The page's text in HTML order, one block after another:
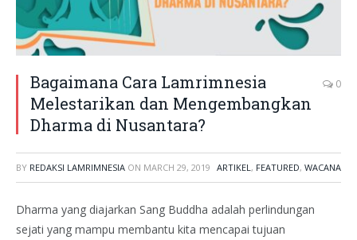
Bagaimana Cara Lamrimnesia
Melestarikan dan Mengembangkan
Dharma di Nusantara?
0
BY REDAKSI LAMRIMNESIA ON MARCH 29, 2019 ARTIKEL, FEATURED, WACANA
Dharma yang diajarkan Sang Buddha adalah perlindungan
sejati yang mampu membantu kita mencapai tujuan